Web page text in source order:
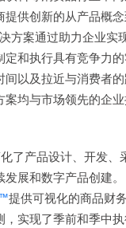
提供创新的从产品概
方案通过助力企业实
和执行具有竞争力
间以及拉近与消费者
案均与市场领先的企
了产品设计、开发、
展和数字产品创建。
提供可视化的商品财
实现了季前和季中执